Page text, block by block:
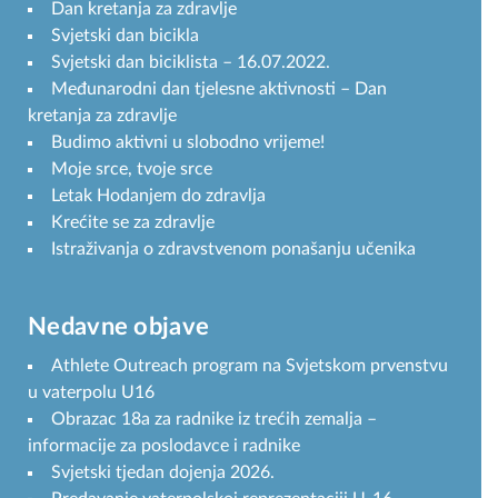
Dan kretanja za zdravlje
Svjetski dan bicikla
Svjetski dan biciklista – 16.07.2022.
Međunarodni dan tjelesne aktivnosti – Dan
kretanja za zdravlje
Budimo aktivni u slobodno vrijeme!
Moje srce, tvoje srce
Letak Hodanjem do zdravlja
Krećite se za zdravlje
Istraživanja o zdravstvenom ponašanju učenika
Nedavne objave
Athlete Outreach program na Svjetskom prvenstvu
u vaterpolu U16
Obrazac 18a za radnike iz trećih zemalja –
informacije za poslodavce i radnike
Svjetski tjedan dojenja 2026.